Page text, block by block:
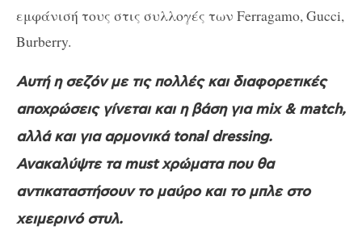
εμφάνισή τους στις συλλογές των Ferragamo, Gucci,
Burberry.
Αυτή η σεζόν με τις πολλές και διαφορετικές
αποχρώσεις γίνεται και η βάση για mix & match,
αλλά και για αρμονικά tonal dressing.
Ανακαλύψτε τα must χρώματα που θα
αντικαταστήσουν το μαύρο και το μπλε στο
χειμερινό στυλ.